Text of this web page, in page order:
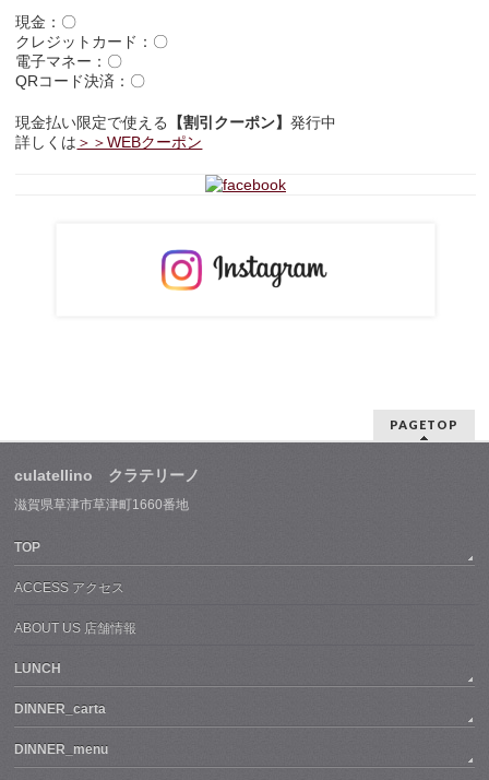
現金：〇
クレジットカード：〇
電子マネー：〇
QRコード決済：〇
現金払い限定で使える 【割引クーポン】発行中
詳しくは ＞＞WEBクーポン
PAGETOP
culatellino クラテリーノ
滋賀県草津市草津町1660番地
TOP
ACCESS アクセス
ABOUT US 店舗情報
LUNCH
DINNER_carta
DINNER_menu